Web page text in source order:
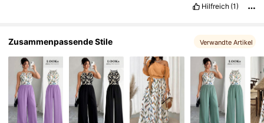
Hilfreich (1)
Zusammenpassende Stile Verwandte Artikel